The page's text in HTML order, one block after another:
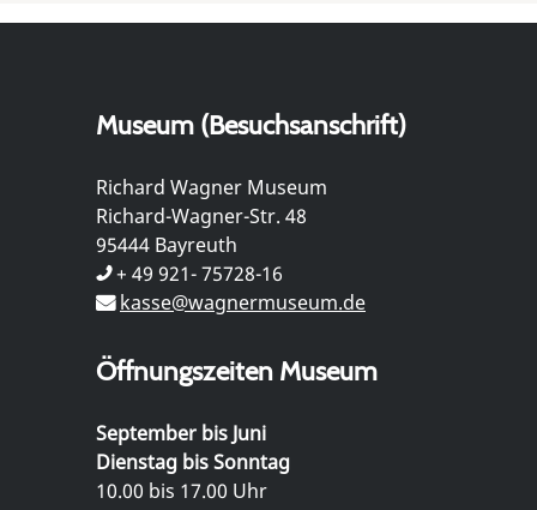
Museum (Besuchsanschrift)
Richard Wagner Museum
Richard-Wagner-Str. 48
95444 Bayreuth
+ 49 921- 75728-16
kasse@wagnermuseum.de
Öffnungszeiten Museum
September bis Juni
Dienstag bis Sonntag
10.00 bis 17.00 Uhr